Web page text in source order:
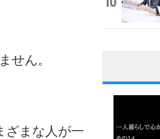
せん。
ざまな人が一
1